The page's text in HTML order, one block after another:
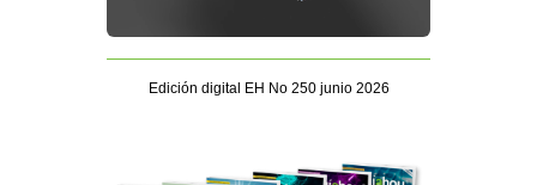
Edición digital EH No 250 junio 2026